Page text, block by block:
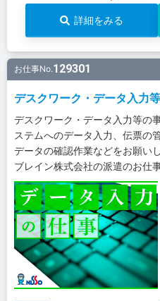
詳細をみる
お仕事No.129301
デスクワーク・データ入力
デスクワーク・データ入力等の
ステムへのデータ入力、伝票の
データの確認作業などをお願い
ブレイン株式会社の派遣のお仕事